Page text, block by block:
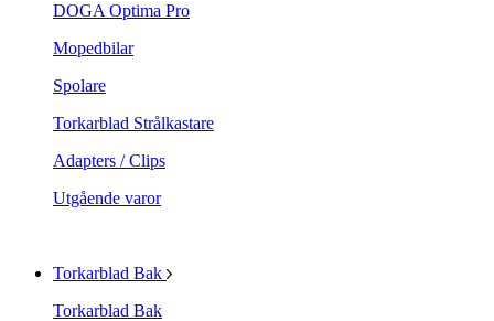
DOGA Optima Pro
Mopedbilar
Spolare
Torkarblad Strålkastare
Adapters / Clips
Utgående varor
Torkarblad Bak
Torkarblad Bak